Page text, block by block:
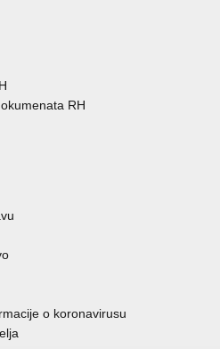
RH
o koronavirusu